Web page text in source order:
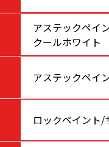
アステックペイ
クールホワイト
アステックペイ
ロックペイント